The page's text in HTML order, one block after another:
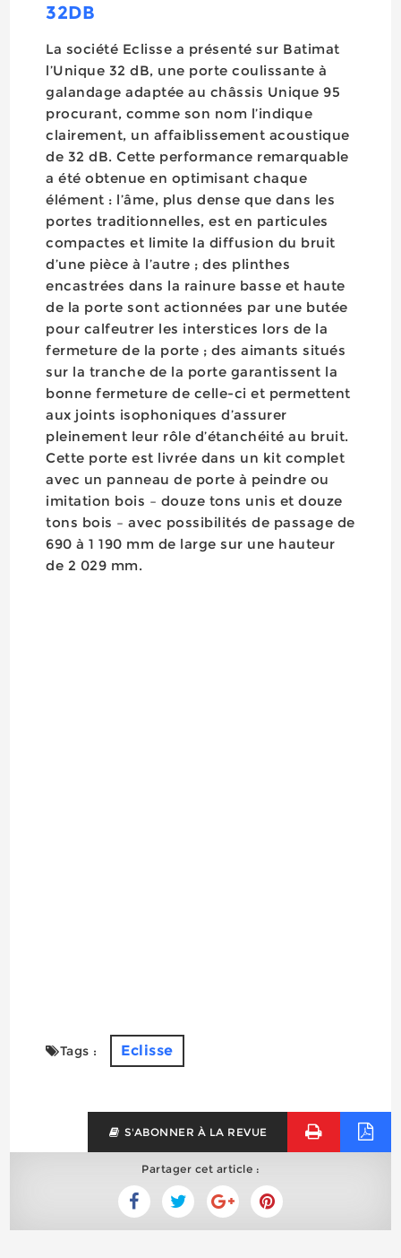
32DB
La société Eclisse a présenté sur Batimat
l’Unique 32 dB, une porte coulissante à
galandage adaptée au châssis Unique 95
procurant, comme son nom l’indique
clairement, un affaiblissement acoustique
de 32 dB. Cette performance remarquable
a été obtenue en optimisant chaque
élément : l’âme, plus dense que dans les
portes traditionnelles, est en particules
compactes et limite la diffusion du bruit
d’une pièce à l’autre ; des plinthes
encastrées dans la rainure basse et haute
de la porte sont actionnées par une butée
pour calfeutrer les interstices lors de la
fermeture de la porte ; des aimants situés
sur la tranche de la porte garantissent la
bonne fermeture de celle-ci et permettent
aux joints isophoniques d’assurer
pleinement leur rôle d’étanchéité au bruit.
Cette porte est livrée dans un kit complet
avec un panneau de porte à peindre ou
imitation bois – douze tons unis et douze
tons bois – avec possibilités de passage de
690 à 1 190 mm de large sur une hauteur
de 2 029 mm.
Tags : Eclisse
S'ABONNER À LA REVUE
Partager cet article :